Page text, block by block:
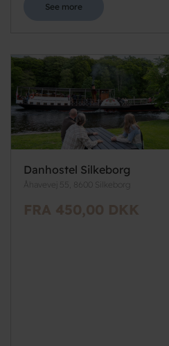
See more
Danhostel Silkeborg
Åhavevej 55, 8600 Silkeborg
FRA 450,00 DKK